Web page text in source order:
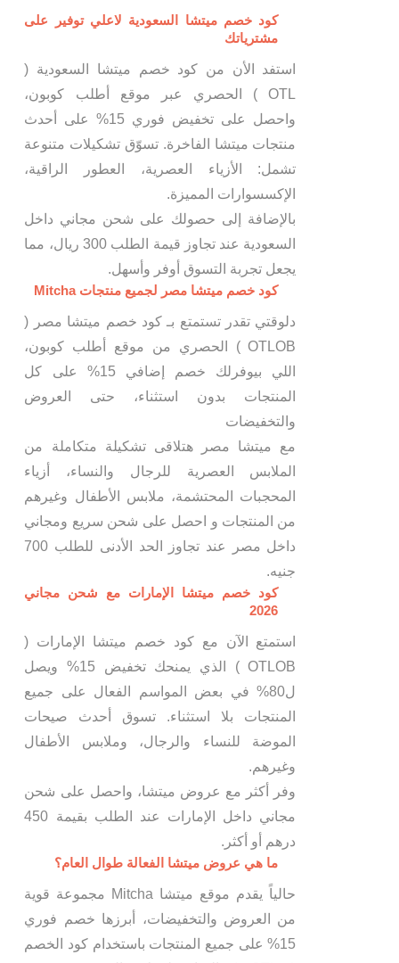
كود خصم ميتشا السعودية لاعلي توفير على
مشترياتك
استفد الأن من كود خصم ميتشا السعودية (
OTL ) الحصري عبر موقع أطلب كوبون،
واحصل على تخفيض فوري 15% على أحدث
منتجات ميتشا الفاخرة. تسوّق تشكيلات متنوعة
تشمل: الأزياء العصرية، العطور الراقية،
الإكسسوارات المميزة.
بالإضافة إلى حصولك على شحن مجاني داخل
السعودية عند تجاوز قيمة الطلب 300 ريال، مما
يجعل تجربة التسوق أوفر وأسهل.
كود خصم ميتشا مصر لجميع منتجات Mitcha
دلوقتي تقدر تستمتع بـ كود خصم ميتشا مصر (
OTLOB ) الحصري من موقع أطلب كوبون،
اللي بيوفرلك خصم إضافي 15% على كل
المنتجات بدون استثناء، حتى العروض
والتخفيضات
مع ميتشا مصر هتلاقى تشكيلة متكاملة من
الملابس العصرية للرجال والنساء، أزياء
المحجبات المحتشمة، ملابس الأطفال وغيرهم
من المنتجات و احصل على شحن سريع ومجاني
داخل مصر عند تجاوز الحد الأدنى للطلب 700
جنيه.
كود خصم ميتشا الإمارات مع شحن مجاني
2026
استمتع الآن مع كود خصم ميتشا الإمارات (
OTLOB ) الذي يمنحك تخفيض 15% ويصل
ل80% في بعض المواسم الفعال على جميع
المنتجات بلا استثناء. تسوق أحدث صيحات
الموضة للنساء والرجال، وملابس الأطفال
وغيرهم.
وفر أكثر مع عروض ميتشا، واحصل على شحن
مجاني داخل الإمارات عند الطلب بقيمة 450
درهم أو أكثر.
ما هي عروض ميتشا الفعالة طوال العام؟
حالياً يقدم موقع ميتشا Mitcha مجموعة قوية
من العروض والتخفيضات، أبرزها خصم فوري
15% على جميع المنتجات باستخدام كود الخصم